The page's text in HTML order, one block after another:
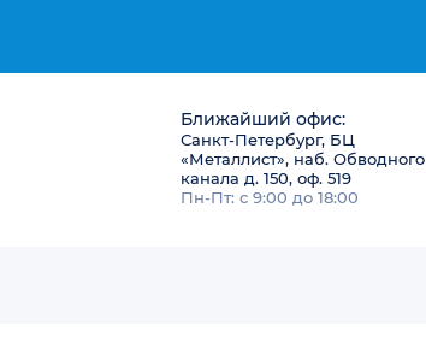
Ближайший офис:
Санкт-Петербург, БЦ
«Металлист», наб. Обводного
канала д. 150, оф. 519
Пн-Пт: с 9:00 до 18:00